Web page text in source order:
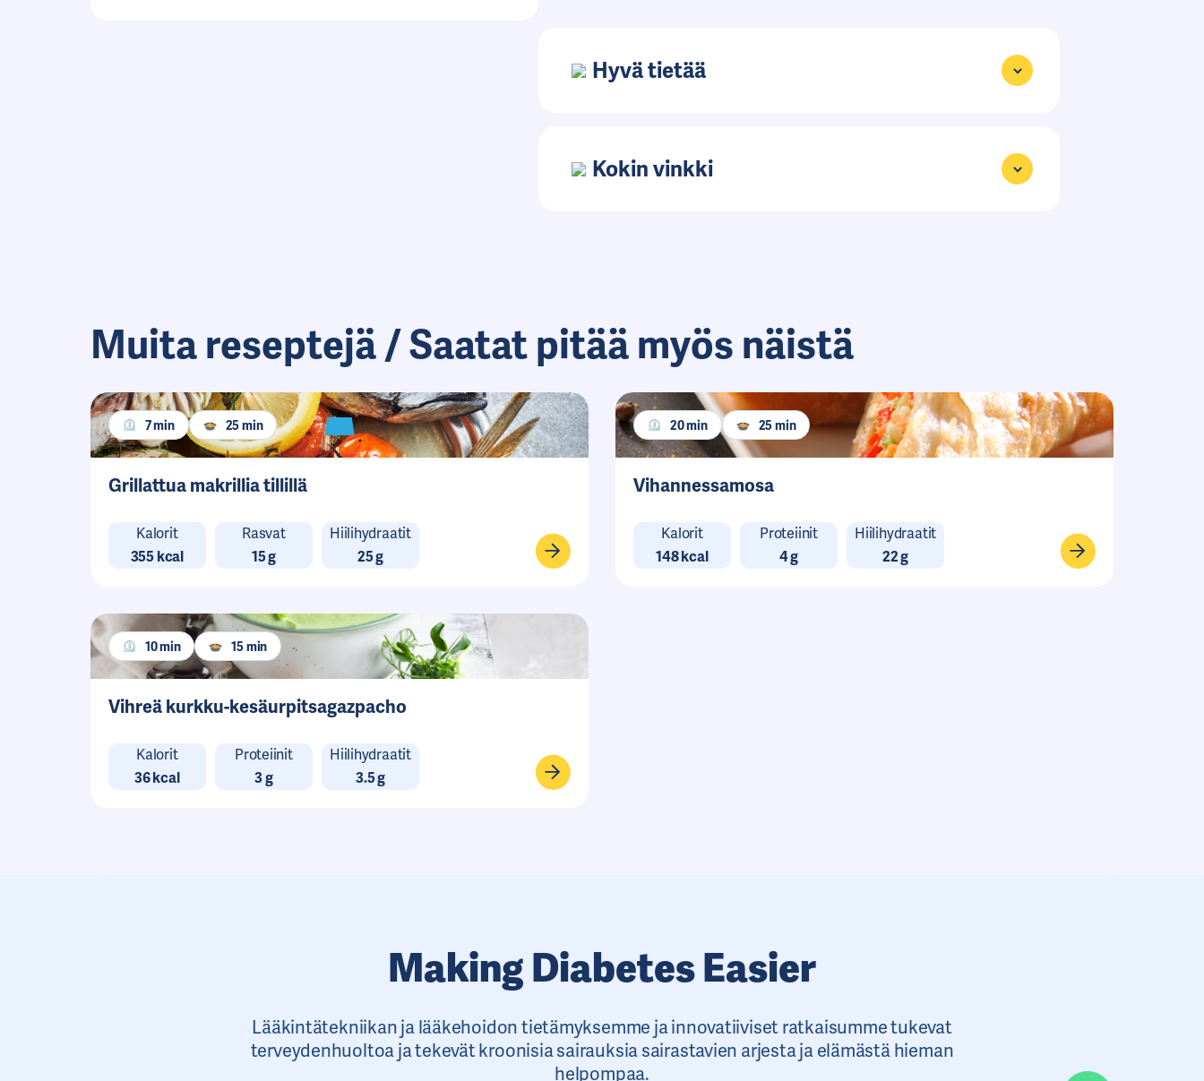
Hyvä tietää
Kokin vinkki
Muita reseptejä / Saatat pitää myös näistä
7 min 25 min
Grillattua makrillia tillillä
Kalorit
355 kcal
Rasvat
15 g
Hiilihydraatit
25 g
20 min 25 min
Vihannessamosa
Kalorit
148 kcal
Proteiinit
4 g
Hiilihydraatit
22 g
10 min 15 min
Vihreä kurkku-kesäurpitsagazpacho
Kalorit
36 kcal
Proteiinit
3 g
Hiilihydraatit
3.5 g
Making Diabetes Easier
Lääkintätekniikan ja lääkehoidon tietämyksemme ja innovatiiviset ratkaisumme tukevat
terveydenhuoltoa ja tekevät kroonisia sairauksia sairastavien arjesta ja elämästä hieman
helpompaa.